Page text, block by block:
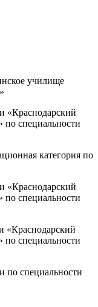
училище
«Краснодарский
по специальности
категория по
«Краснодарский
по специальности
«Краснодарский
по специальности
по специальности